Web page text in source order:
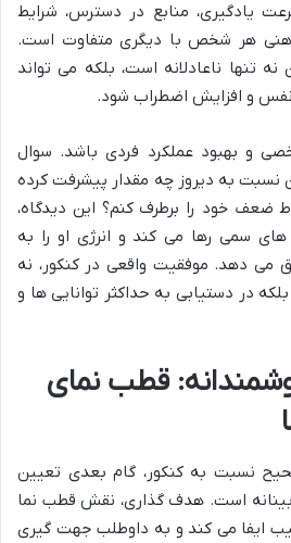
یادگیری، منابع در دسترس، شرایط
ذهنی هر شخص با دیگری متفاوت است.
نه تنها ناعادلانه است، بلکه می تواند
و افزایش اضطراب شود.
و بهبود عملکرد فردی باشد. سوال
نسبت به دیروز چه مقدار پیشرفت کرده
ضعف خود را برطرف کنم؟ این دیدگاه،
های سمی رها می کند و انرژی او را به
می دهد. موفقیت واقعی در کنکور، نه
در دستیابی به حداکثر توانایی ها و
قطب نمای
نسبت به کنکور، گام بعدی تعیین
است. هدف گذاری، نقش قطب نما
ایفا می کند و به داوطلب جهت گیری